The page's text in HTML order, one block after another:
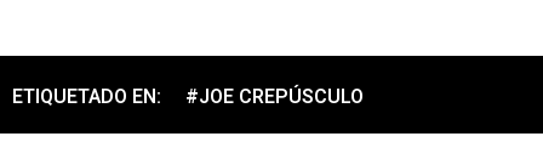
ETIQUETADO EN: #JOE CREPÚSCULO